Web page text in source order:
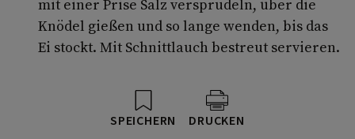
mit einer Prise Salz versprudeln, über die
Knödel gießen und so lange wenden, bis das
Ei stockt. Mit Schnittlauch bestreut servieren.
SPEICHERN DRUCKEN